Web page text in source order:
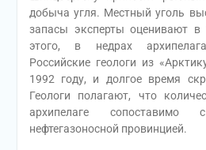
добыча угля. Местный уголь
запасы эксперты оценивают
этого, в недрах
Российские геологи из
1992 году, и долгое время
Геологи полагают, что
архипелаге сопоставимо
нефтегазоносной провинцией.